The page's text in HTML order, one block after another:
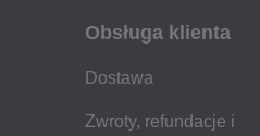
Obsługa klienta
Dostawa
Zwroty, refundacje i